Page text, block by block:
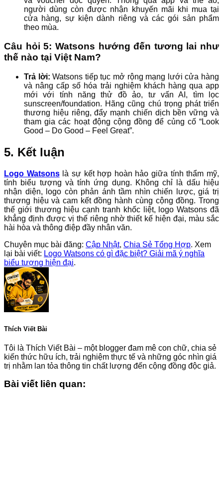
người dùng còn được nhận khuyến mãi khi mua tại
cửa hàng, sự kiện dành riêng và các gói sản phẩm
theo mùa.
Câu hỏi 5: Watsons hướng đến tương lai như
thế nào tại Việt Nam?
Trả lời:Watsons tiếp tục mở rộng mạng lưới cửa hàng
và nâng cấp số hóa trải nghiệm khách hàng qua app
mới với tính năng thử đồ ảo, tư vấn AI, tìm lọc
sunscreen/foundation. Hãng cũng chú trọng phát triển
thương hiệu riêng, đẩy mạnh chiến dịch bền vững và
tham gia các hoạt động cộng đồng để củng cố “Look
Good – Do Good – Feel Great”.
5. Kết luận
Logo Watsonslà sự kết hợp hoàn hảo giữa tính thẩm mỹ,
tính biểu tượng và tính ứng dụng. Không chỉ là dấu hiệu
nhận diện, logo còn phản ánh tầm nhìn chiến lược, giá trị
thương hiệu và cam kết đồng hành cùng cộng đồng. Trong
thế giới thương hiệu cạnh tranh khốc liệt, logo Watsons đã
khẳng định được vị thế riêng nhờ thiết kế hiện đại, màu sắc
hài hòa và thông điệp đầy nhân văn.
Chuyên mục bài đăng: Cập Nhật, Chia Sẻ Tổng Hợp. Xem
lại bài viết: Logo Watsons có gì đặc biệt? Giải mã ý nghĩa
biểu tượng hiện đại.
Thích Viết Bài
Tôi là Thích Viết Bài – một blogger đam mê con chữ, chia sẻ
kiến thức hữu ích, trải nghiệm thực tế và những góc nhìn giá
trị nhằm lan tỏa thông tin chất lượng đến cộng đồng độc giả.
Bài viết liên quan: